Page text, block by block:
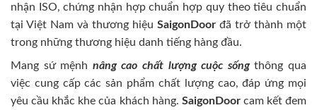
nhận ISO, chứng nhận hợp chuẩn hợp quy theo tiêu chuẩn
tại Việt Nam và thương hiệu SaigonDoor đã trở thành một
trong những thương hiệu danh tiếng hàng đầu.
Mang sứ mệnh nâng cao chất lượng cuộc sốngthông qua
việc cung cấp các sản phẩm chất lượng cao, đáp ứng mọi
yêu cầu khắc khe của khách hàng. SaigonDoorcam kết đem